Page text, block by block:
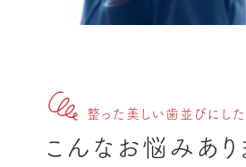
整った美しい歯並びにし
こんなお悩みあり